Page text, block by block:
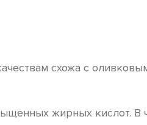
схожа с
жирных кислот. В